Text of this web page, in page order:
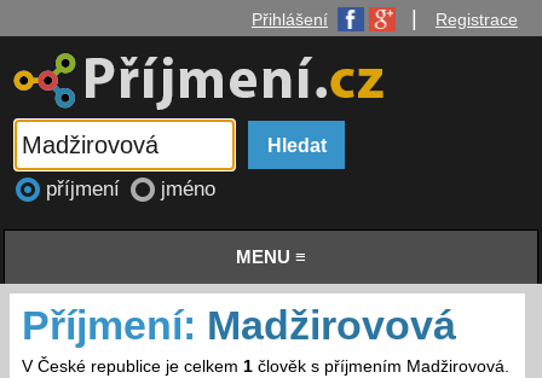
Přihlášení Registrace
příjmení jméno
MENU ≡
Příjmení: Madžirovová
V České republice je celkem 1člověk s příjmením Madžirovová.